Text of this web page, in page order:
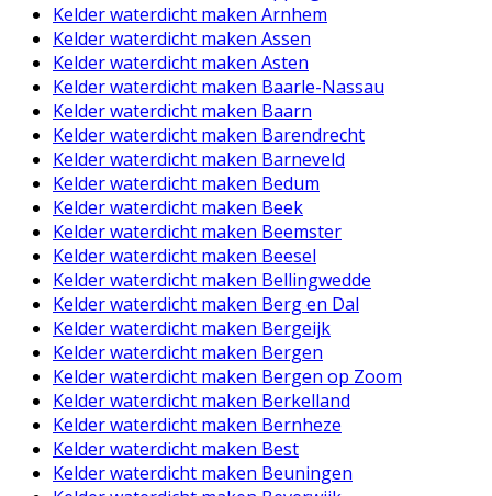
Kelder waterdicht maken Arnhem
Kelder waterdicht maken Assen
Kelder waterdicht maken Asten
Kelder waterdicht maken Baarle-Nassau
Kelder waterdicht maken Baarn
Kelder waterdicht maken Barendrecht
Kelder waterdicht maken Barneveld
Kelder waterdicht maken Bedum
Kelder waterdicht maken Beek
Kelder waterdicht maken Beemster
Kelder waterdicht maken Beesel
Kelder waterdicht maken Bellingwedde
Kelder waterdicht maken Berg en Dal
Kelder waterdicht maken Bergeijk
Kelder waterdicht maken Bergen
Kelder waterdicht maken Bergen op Zoom
Kelder waterdicht maken Berkelland
Kelder waterdicht maken Bernheze
Kelder waterdicht maken Best
Kelder waterdicht maken Beuningen